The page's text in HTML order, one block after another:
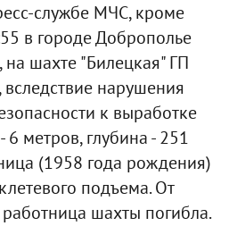
службе МЧС, кроме
в городе Доброполье
шахте "Билецкая" ГП
вследствие нарушения
к выработке
метров, глубина - 251
(1958 года рождения)
подъема. От
шахты погибла.